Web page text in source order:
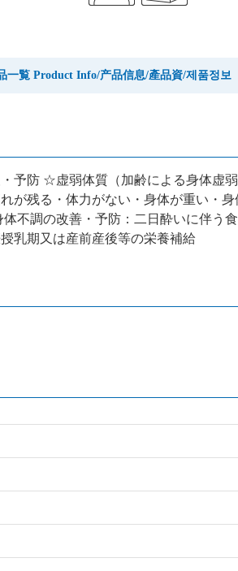
一覧 Product Info/产品信息/產品資/제품정보
防 ☆虚弱体質（加齢による身体虚弱
が残る・体力がない・身体が重い・
不調の改善・予防：二日酔いに伴う
乳期又は産前産後等の栄養補給